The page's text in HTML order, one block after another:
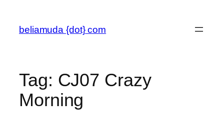
content
beliamuda {dot} com
Tag: CJ07 Crazy
Morning